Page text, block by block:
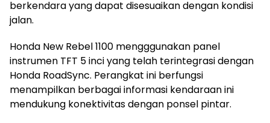
berkendara yang dapat disesuaikan dengan kondisi
jalan.
Honda New Rebel 1100 mengggunakan panel
instrumen TFT 5 inci yang telah terintegrasi dengan
Honda RoadSync. Perangkat ini berfungsi
menampilkan berbagai informasi kendaraan ini
mendukung konektivitas dengan ponsel pintar.